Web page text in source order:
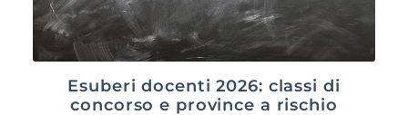
Esuberi docenti 2026: classi di
concorso e province a rischio